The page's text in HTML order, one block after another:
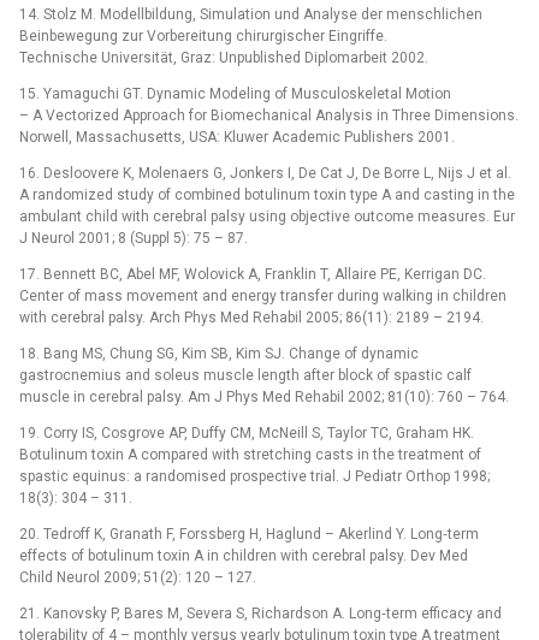
14. Stolz M. Modellbildung, Simulation und Analyse der menschlichen
Beinbewegung zur Vorbereitung chirurgischer Eingriffe.
Technische Universität, Graz: Unpublished Diplomarbeit 2002.
15. Yamaguchi GT. Dynamic Modeling of Musculoskeletal Motion
–⁠ A Vectorized Approach for Biomechanical Analysis in Three Dimensions.
Norwell, Massachusetts, USA: Kluwer Academic Publishers 2001.
16. Desloovere K, Molenaers G, Jonkers I, De Cat J, De Borre L, Nijs J et al.
A randomized study of combined botulinum toxin type A and casting in the
ambulant child with cerebral palsy using objective outcome measures. Eur
J Neurol 2001; 8 (Suppl 5): 75 –⁠ 87.
17. Bennett BC, Abel MF, Wolovick A, Franklin T, Allaire PE, Kerrigan DC.
Center of mass movement and energy transfer during walking in children
with cerebral palsy. Arch Phys Med Rehabil 2005; 86(11): 2189 –⁠ 2194.
18. Bang MS, Chung SG, Kim SB, Kim SJ. Change of dynamic
gastrocnemius and soleus muscle length after block of spastic calf
muscle in cerebral palsy. Am J Phys Med Rehabil 2002; 81(10): 760 –⁠ 764.
19. Corry IS, Cosgrove AP, Duffy CM, McNeill S, Taylor TC, Graham HK.
Botulinum toxin A compared with stretching casts in the treatment of
spastic equinus: a randomised prospective trial. J Pediatr Orthop 1998;
18(3): 304 –⁠ 311.
20. Tedroff K, Granath F, Forssberg H, Haglund –⁠ Akerlind Y. Long‑term
effects of botulinum toxin A in children with cerebral palsy. Dev Med
Child Neurol 2009; 51(2): 120 –⁠ 127.
21. Kanovsky P, Bares M, Severa S, Richardson A. Long‑term efficacy and
tolerability of 4 –⁠ monthly versus yearly botulinum toxin type A treatment